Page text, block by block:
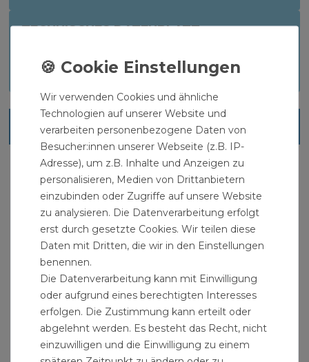
TECHNISCHES DATENBLATT
Download
Ähnliche Artikel
Wir verwenden Cookies und ähnliche
Technologien auf unserer Website und
verarbeiten personenbezogene Daten von
Besucher:innen unserer Webseite (z.B. IP-
Adresse), um z.B. Inhalte und Anzeigen zu
personalisieren, Medien von Drittanbietern
einzubinden oder Zugriffe auf unsere Website
zu analysieren. Die Datenverarbeitung erfolgt
erst durch gesetzte Cookies. Wir teilen diese
Daten mit Dritten, die wir in den Einstellungen
benennen.
Die Datenverarbeitung kann mit Einwilligung
oder aufgrund eines berechtigten Interesses
erfolgen. Die Zustimmung kann erteilt oder
abgelehnt werden. Es besteht das Recht, nicht
einzuwilligen und die Einwilligung zu einem